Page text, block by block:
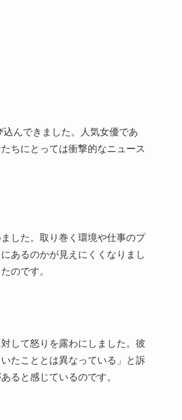
んできました。人気女優であ
ちにとっては衝撃的なニュース
した。取り巻く環境や仕事のプ
あるのかが見えにくくなりまし
のです。
して怒りを露わにしました。彼
たこととは異なっている」と訴
ると感じているのです。